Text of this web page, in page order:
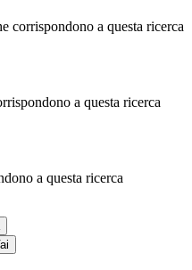
corrispondono a questa ricerca
a questa ricerca
a questa ricerca